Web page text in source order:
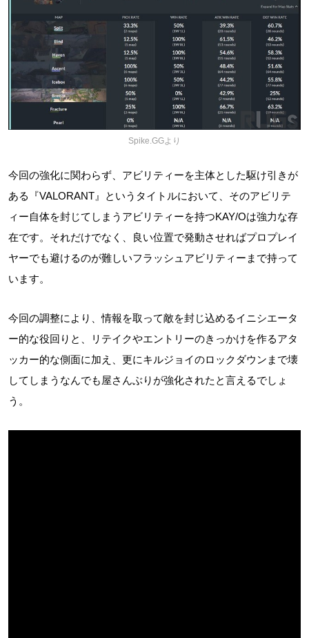
Spike.GGより
今回の強化に関わらず、アビリティーを主体とした駆け引きが
ある『VALORANT』というタイトルにおいて、そのアビリテ
ィー自体を封じてしまうアビリティーを持つKAY/Oは強力な存
在です。それだけでなく、良い位置で発動させればプロプレイ
ヤーでも避けるのが難しいフラッシュアビリティーまで持って
います。
今回の調整により、情報を取って敵を封じ込めるイニシエータ
ー的な役回りと、リテイクやエントリーのきっかけを作るアタ
ッカー的な側面に加え、更にキルジョイのロックダウンまで壊
してしまうなんでも屋さんぶりが強化されたと言えるでしょ
う。